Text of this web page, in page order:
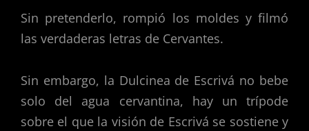
Sin pretenderlo, rompió los moldes y filmó
las verdaderas letras de Cervantes.
Sin embargo, la Dulcinea de Escrivá no bebe
solo del agua cervantina, hay un trípode
sobre el que la visión de Escrivá se sostiene y